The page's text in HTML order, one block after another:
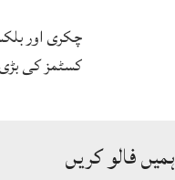
چکری اور
کسٹمز کی
ہمیں فالو کریں